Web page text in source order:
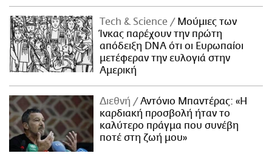
Τech & Science
Μούμιες των
Ίνκας παρέχουν την πρώτη
απόδειξη DNA ότι οι Ευρωπαίοι
μετέφεραν την ευλογιά στην
Αμερική
Διεθνή
Αντόνιο Μπαντέρας: «Η
καρδιακή προσβολή ήταν το
καλύτερο πράγμα που συνέβη
ποτέ στη ζωή μου»